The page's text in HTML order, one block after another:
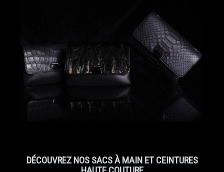
DÉCOUVREZ NOS SACS À MAIN ET CEINTURES